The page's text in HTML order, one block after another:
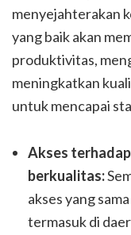
menyejahterakan
yang baik akan
produktivitas,
meningkatkan
untuk mencapai
Akses
berkualitas:
akses yang
termasuk di